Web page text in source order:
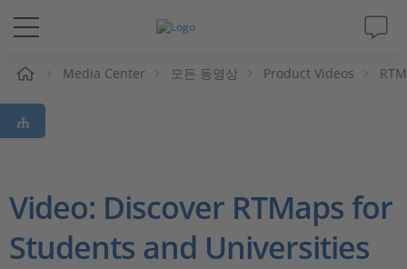
솔루션 및 제품
Support
Magazine
Media Center 모든 동영상 Product Videos
Video: Discover RTMaps for
Students and Universities